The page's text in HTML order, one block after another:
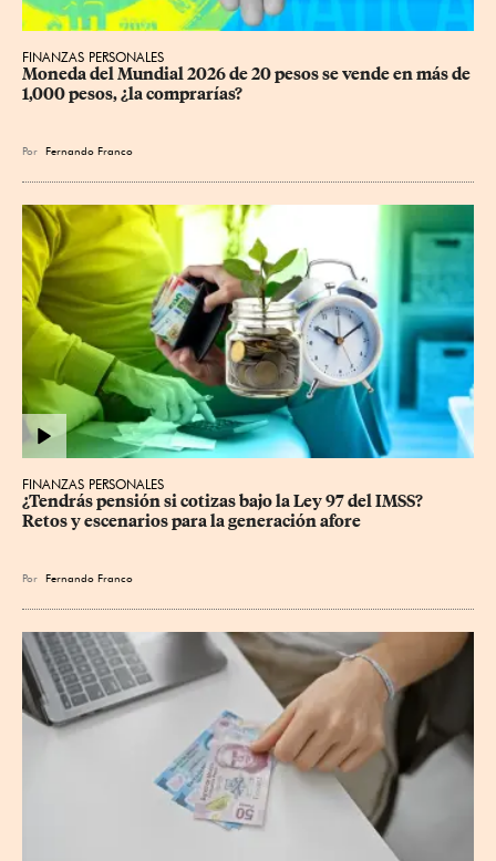
FINANZAS PERSONALES
Moneda del Mundial 2026 de 20 pesos se vende en más de
1,000 pesos, ¿la comprarías?
Por Fernando Franco
FINANZAS PERSONALES
¿Tendrás pensión si cotizas bajo la Ley 97 del IMSS?
Retos y escenarios para la generación afore
Por Fernando Franco